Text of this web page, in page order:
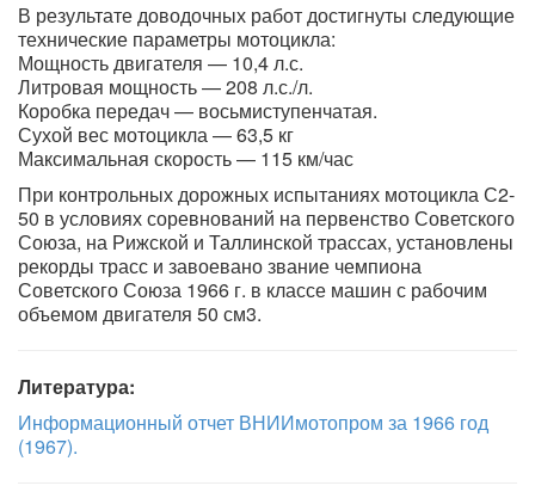
В результате доводочных работ достигнуты следующие
технические параметры мотоцикла:
Мощность двигателя — 10,4 л.с.
Литровая мощность — 208 л.с./л.
Коробка передач — восьмиступенчатая.
Сухой вес мотоцикла — 63,5 кг
Максимальная скорость — 115 км/час
При контрольных дорожных испытаниях мотоцикла С2-
50 в условиях соревнований на первенство Советского
Союза, на Рижской и Таллинской трассах, установлены
рекорды трасс и завоевано звание чемпиона
Советского Союза 1966 г. в классе машин с рабочим
объемом двигателя 50 см3.
Литература:
Информационный отчет ВНИИмотопром за 1966 год
(1967).